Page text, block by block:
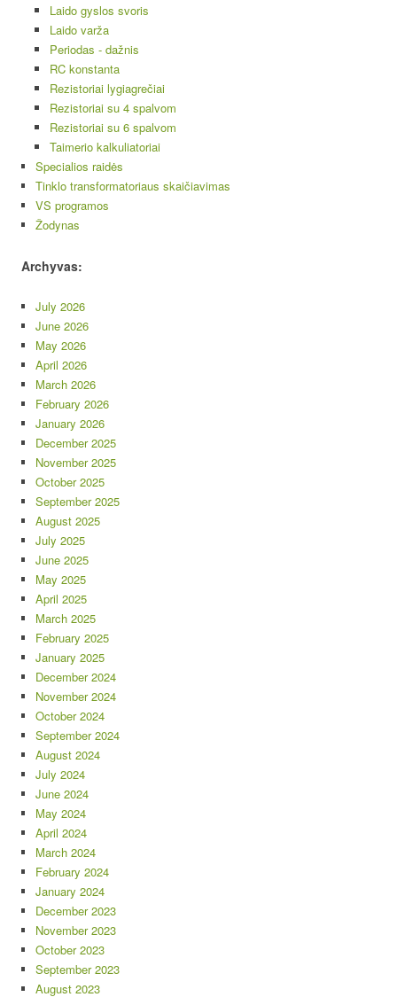
Laido gyslos svoris
Laido varža
Periodas - dažnis
RC konstanta
Rezistoriai lygiagrečiai
Rezistoriai su 4 spalvom
Rezistoriai su 6 spalvom
Taimerio kalkuliatoriai
Specialios raidės
Tinklo transformatoriaus skaičiavimas
VS programos
Žodynas
Archyvas:
July 2026
June 2026
May 2026
April 2026
March 2026
February 2026
January 2026
December 2025
November 2025
October 2025
September 2025
August 2025
July 2025
June 2025
May 2025
April 2025
March 2025
February 2025
January 2025
December 2024
November 2024
October 2024
September 2024
August 2024
July 2024
June 2024
May 2024
April 2024
March 2024
February 2024
January 2024
December 2023
November 2023
October 2023
September 2023
August 2023